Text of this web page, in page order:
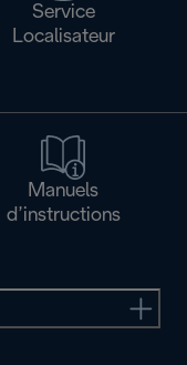
Service
Localisateur
Manuels
d’instructions